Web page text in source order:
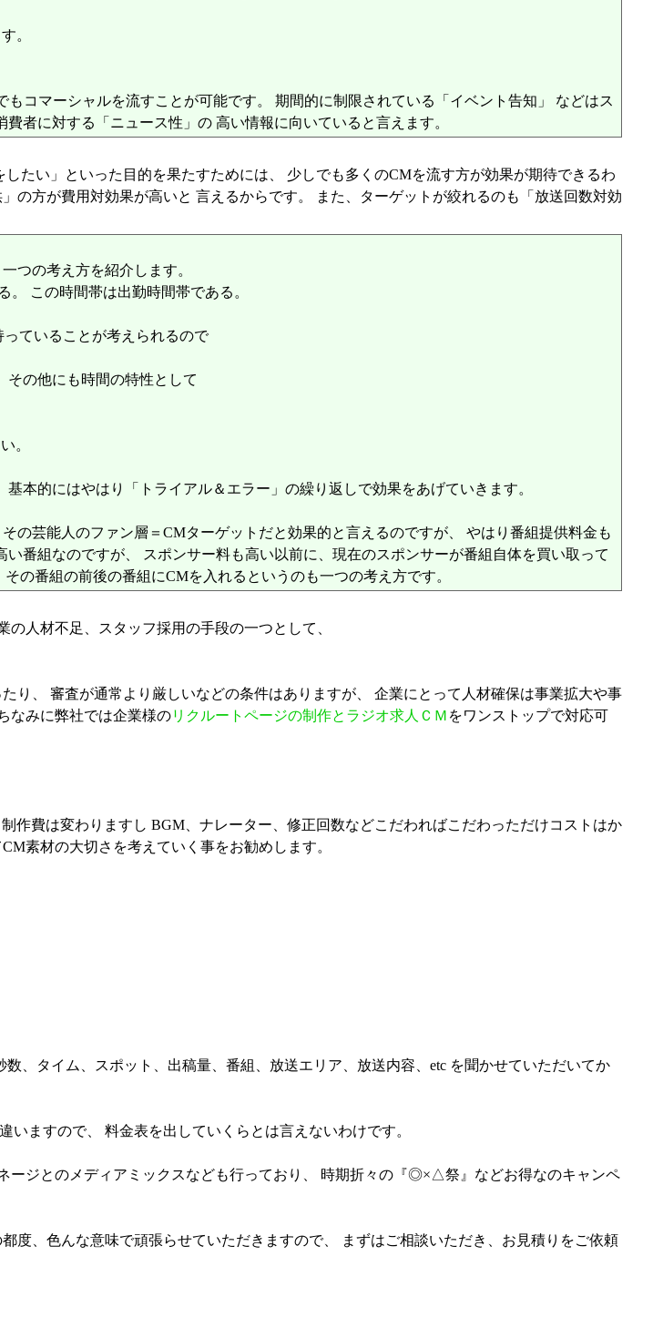
。
コマーシャルを流すことが可能です。 期間的に制限されている「イベント告知」 などはス
者に対する「ニュース性」の 高い情報に向いていると言えます。
たい」といった目的を果たすためには、 少しでも多くのCMを流す方が効果が期待できるわ
の方が費用対効果が高いと 言えるからです。 また、ターゲットが絞れるのも「放送回数対効
つの考え方を紹介します。
この時間帯は出勤時間帯である。
ていることが考えられるので
その他にも時間の特性として
。
本的にはやはり「トライアル＆エラー」の繰り返しで効果をあげていきます。
の芸能人のファン層＝CMターゲットだと効果的と言えるのですが、 やはり番組提供料金も
番組なのですが、 スポンサー料も高い以前に、現在のスポンサーが番組自体を買い取って
の番組の前後の番組にCMを入れるというのも一つの考え方です。
人材不足、スタッフ採用の手段の一つとして、
り、 審査が通常より厳しいなどの条件はありますが、 企業にとって人材確保は事業拡大や事
なみに弊社では企業様のリクルートページの制作とラジオ求人ＣＭ をワンストップで対応可
作費は変わりますし BGM、ナレーター、修正回数などこだわればこだわっただけコストはか
素材の大切さを考えていく事をお勧めします。
、タイム、スポット、出稿量、番組、放送エリア、放送内容、etc を聞かせていただいてか
ますので、 料金表を出していくらとは言えないわけです。
ージとのメディアミックスなども行っており、 時期折々の『◎×△祭』などお得なのキャンペ
度、色んな意味で頑張らせていただきますので、 まずはご相談いただき、お見積りをご依頼